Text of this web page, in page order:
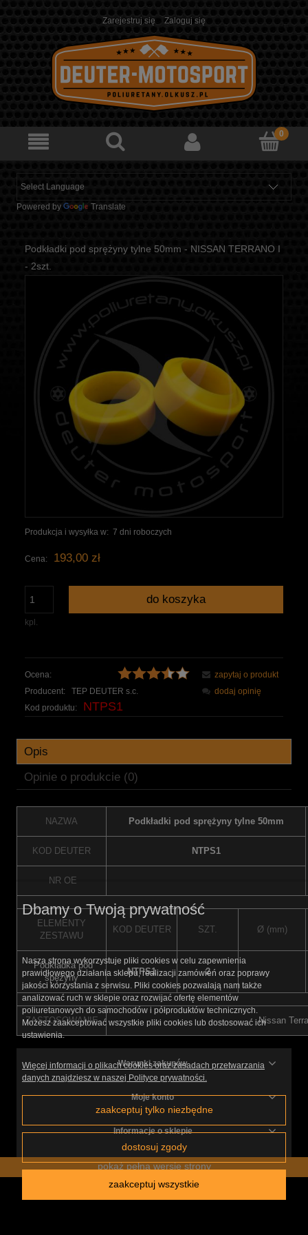
Zarejestruj się Zaloguj się
Powered by Translate
Podkładki pod sprężyny tylne 50mm - NISSAN TERRANO I
- 2szt.
Produkcja i wysyłka w: 7 dni roboczych
Cena: 193,00 zł
kpl.
do koszyka
Ocena:
Producent:
TEP DEUTER s.c.
Kod produktu:
NTPS1
zapytaj o produkt
dodaj opinię
Opis
Opinie o produkcie (0)
NAZWA Podkładki pod sprężyny tylne 50mm
KOD DEUTER NTPS1
NR OE
ELEMENTY
ZESTAWU
KOD DEUTER SZT. Ø (mm)
Podkładka pod
spężyny
NTPS1 2
ZASTOSOWANIE Nissan
Warunki zakupów
Moje konto
Informacje o sklepie
pokaż pełną wersję strony
Sklep internetowy Shoper.pl
Dbamy o Twoją prywatność
Nasza strona wykorzystuje pliki cookies w celu zapewnienia
prawidłowego działania sklepu, realizacji zamówień oraz poprawy
jakości korzystania z serwisu. Pliki cookies pozwalają nam także
analizować ruch w sklepie oraz rozwijać ofertę elementów
poliuretanowych do samochodów i półproduktów technicznych.
Możesz zaakceptować wszystkie pliki cookies lub dostosować ich
ustawienia.
Więcej informacji o plikach cookies oraz zasadach przetwarzania
danych znajdziesz w naszej Polityce prywatności.
zaakceptuj tylko niezbędne
dostosuj zgody
zaakceptuj wszystkie